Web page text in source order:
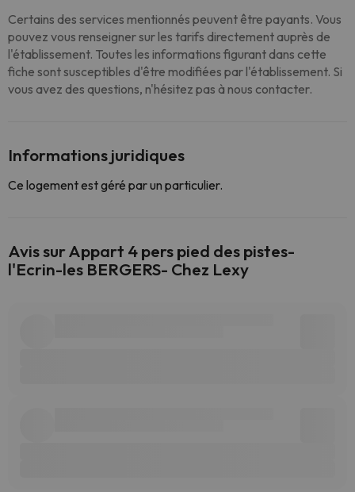
Certains des services mentionnés peuvent être payants. Vous
pouvez vous renseigner sur les tarifs directement auprès de
l'établissement. Toutes les informations figurant dans cette
fiche sont susceptibles d'être modifiées par l'établissement. Si
vous avez des questions, n'hésitez pas à nous contacter.
Informations juridiques
Ce logement est géré par un particulier.
Avis sur Appart 4 pers pied des pistes-
l'Ecrin-les BERGERS- Chez Lexy